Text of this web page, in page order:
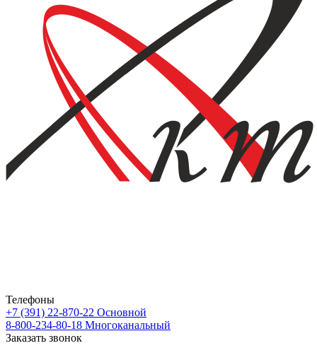
Телефоны
+7 (391) 22-870-22 Основной
8-800-234-80-18 Многоканальный
Заказать звонок